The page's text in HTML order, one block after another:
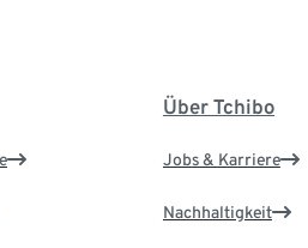
Über Tchibo
Jobs & Karriere
Nachhaltigkeit